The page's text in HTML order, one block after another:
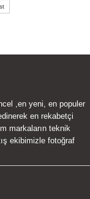
,en yeni, en populer
en rekabetçi
markaların teknik
ekibimizle fotoğraf